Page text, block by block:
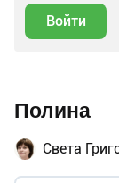
Войти
Полина
Света